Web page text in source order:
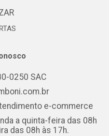
0250 SAC
e-commerce
a quinta-feira das 08h
das 08h às 17h.